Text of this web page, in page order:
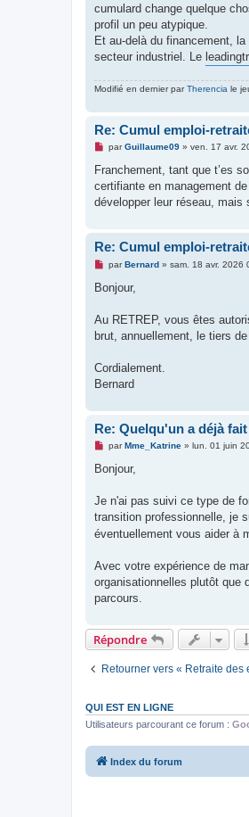
cumulard change quelque
profil un peu atypique.
Et au-delà du financement,
secteur industriel. Le
Modifié en dernier parTherencia le
Re: Cumul emploi-
M
s
a
g
o
l
u
parGuillaume09» ven. 17 avr.
Franchement, tant que t’es
certifiante en management
développer leur réseau,
Re: Cumul emploi-
M
s
g
n
l
u
parBernard» sam. 18 avr. 2026
Bonjour,
Au RETREP, vous êtes
brut, annuellement, le tiers
Cordialement.
Bernard
Re: Quelqu'un a déjà
M
s
g
n
o
n
u
parMme_Katrine» lun. 01 juin
Bonjour,
Je n'ai pas suivi ce type de
transition professionnelle, je
éventuellement vous aider à
Avec votre expérience de
organisationnelles plutôt que
parcours.
Répondre
Retourner vers « Retraite
QUI EST EN LIGNE
Utilisateurs parcourant ce forum :
Index du forum